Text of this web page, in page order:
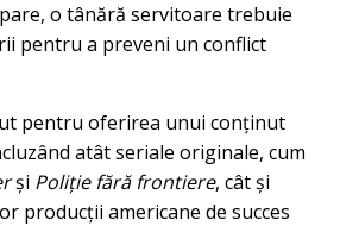
o tânără servitoare trebuie
pentru a preveni un conflict
pentru oferirea unui conținut
atât seriale originale, cum
și Poliție fără frontiere, cât și
producții americane de succes